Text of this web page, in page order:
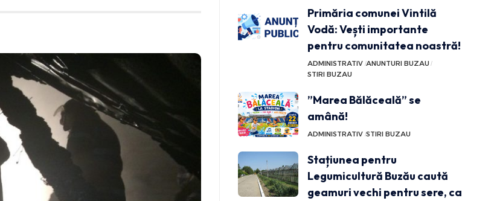
Primăria comunei Vintilă
Vodă: Vești importante
pentru comunitatea noastră!
ADMINISTRATIV ANUNTURI BUZAU
STIRI BUZAU
”Marea Bălăceală” se
amână!
ADMINISTRATIV STIRI BUZAU
Stațiunea pentru
Legumicultură Buzău caută
geamuri vechi pentru sere, ca